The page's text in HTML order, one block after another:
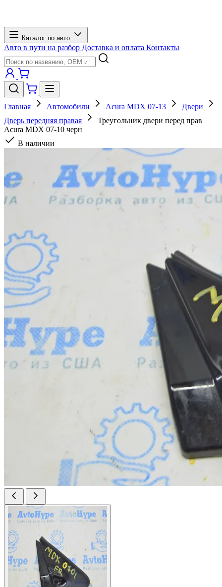
Каталог по авто
Авто в пути на разбор Доставка и оплата Контакты
Главная Автомобили Acura MDX 07-13
Двери
Дверь передняя правая
Треугольник двери перед прав
Acura MDX 07-10 черн
В наличии